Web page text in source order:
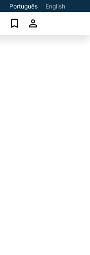
Português English